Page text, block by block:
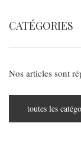
CATÉGORIES
Nos articles sont
toutes les